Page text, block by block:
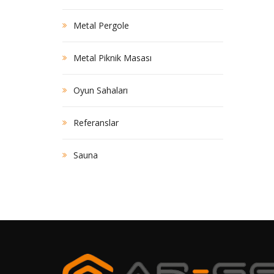
Metal Pergole
Metal Piknik Masası
Oyun Sahaları
Referanslar
Sauna